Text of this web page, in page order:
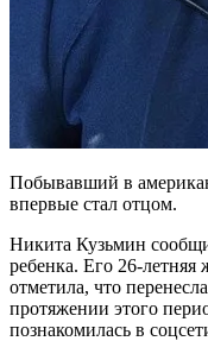
Побывавший в
впервые стал отцом.
Никита Кузьмин
ребенка. Его 26-
отметила, что
протяжении этого
познакомилась в